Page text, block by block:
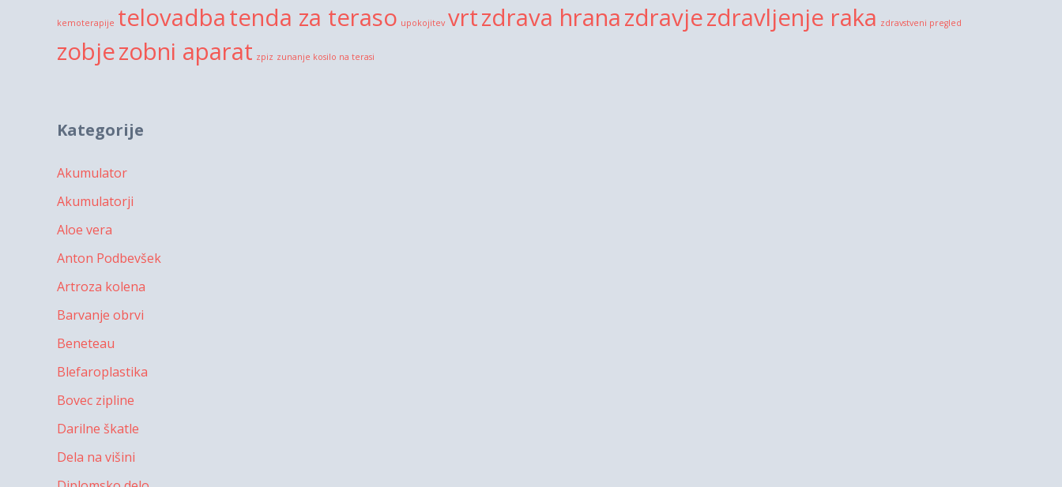
kemoterapije telovadbatenda za teraso upokojitev vrtzdrava hranazdravjezdravljenje raka zdravstveni pregled
zobjezobni aparat zpiz zunanje kosilo na terasi
Kategorije
Akumulator
Akumulatorji
Aloe vera
Anton Podbevšek
Artroza kolena
Barvanje obrvi
Beneteau
Blefaroplastika
Bovec zipline
Darilne škatle
Dela na višini